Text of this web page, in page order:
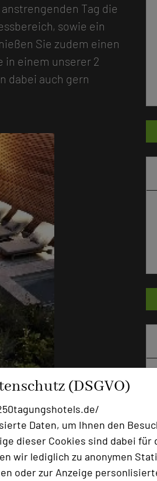
(DSGVO)
Daten, um Ihnen den
dieser Cookies sind dabei für
wir lediglich zu anonymen
oder zur Anzeige
Tag die
sowie ein
Sie zudem einen
in einem unserer 2
dabei auch gern
Stuttgart